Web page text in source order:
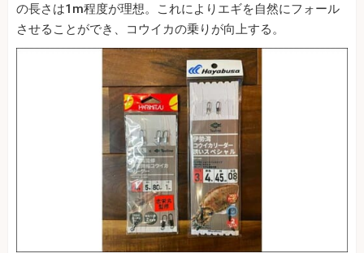
の長さは1m程度が理想。これによりエギを自然にフォール
させることができ、コウイカの乗りが向上する。